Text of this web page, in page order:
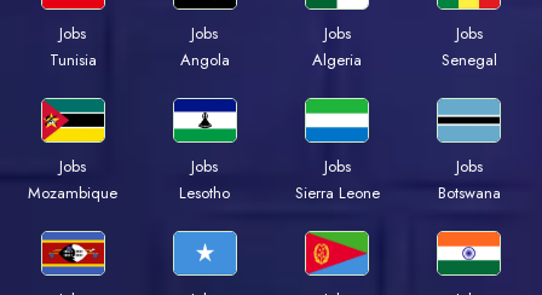
Jobs
Tunisia
Jobs
Angola
Jobs
Algeria
Jobs
Senegal
Jobs
Mozambique
Jobs
Lesotho
Jobs
Sierra Leone
Jobs
Botswana